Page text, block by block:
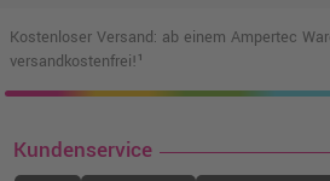
Kostenloser Versand: ab einem Ampertec
versandkostenfrei!¹
Kundenservice